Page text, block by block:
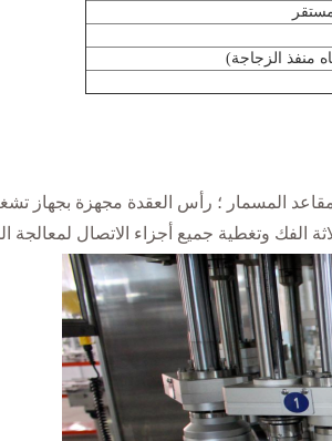
المسمار ؛ رأس العقدة مجهزة بجهاز
وتغطية جميع أجزاء الاتصال لمعالجة